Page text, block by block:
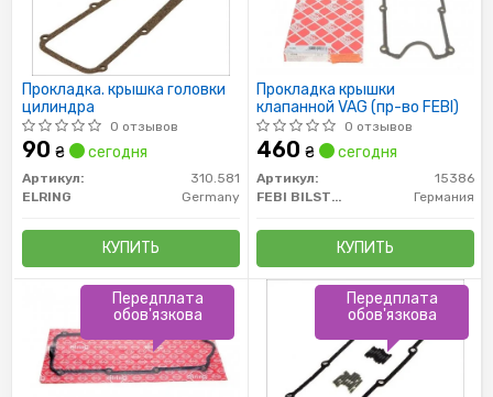
Прокладка. крышка головки
цилиндра
0 отзывов
90 ₴ сегодня
Артикул:
310.581
ELRING
Germany
КУПИТЬ
Прокладка крышки
клапанной VAG (пр-во FEBI)
0 отзывов
460 ₴ сегодня
Артикул:
15386
FEBI BILSTEIN
Германия
КУПИТЬ
Передплата
обов'язкова
Передплата
обов'язкова